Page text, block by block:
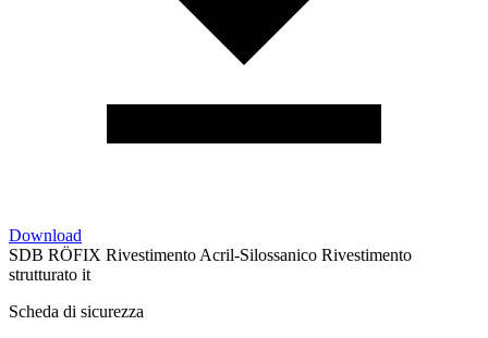
Download
SDB RÖFIX Rivestimento Acril-Silossanico Rivestimento
strutturato it
Scheda di sicurezza